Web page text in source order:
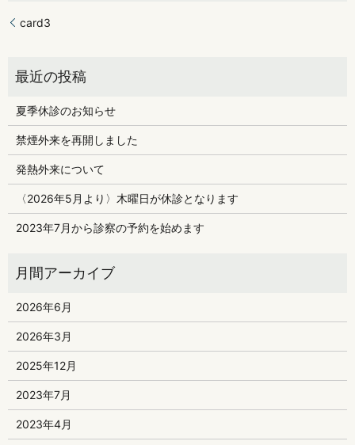
card3
夏季休診のお知らせ
禁煙外来を再開しました
発熱外来について
〈2026年5月より〉木曜日が休診となります
2023年7月から診察の予約を始めます
2026年6月
2026年3月
2025年12月
2023年7月
2023年4月